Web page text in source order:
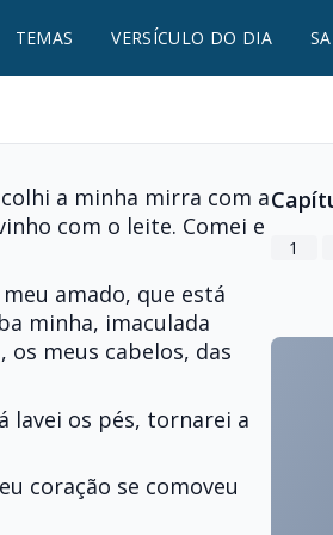
TEMAS VERSÍCULO DO DIA
a minha mirra com a
com o leite. Comei e
amado, que está
minha, imaculada
meus cabelos, das
lavei os pés, tornarei a
coração se comoveu
1